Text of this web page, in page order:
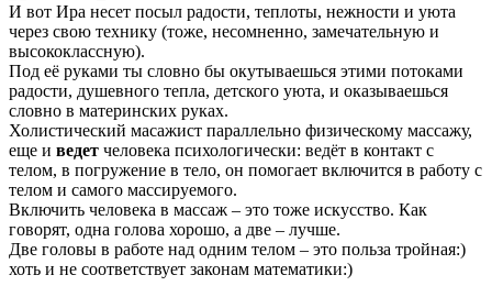
И вот Ира несет посыл радости, теплоты, нежности и уюта
через свою технику (тоже, несомненно, замечательную и
высококлассную).
Под её руками ты словно бы окутываешься этими потоками
радости, душевного тепла, детского уюта, и оказываешься
словно в материнских руках.
Холистический масажист параллельно физическому массажу,
еще и ведет человека психологически: ведёт в контакт с
телом, в погружение в тело, он помогает включится в работу с
телом и самого массируемого.
Включить человека в массаж – это тоже искусство. Как
говорят, одна голова хорошо, а две – лучше.
Две головы в работе над одним телом – это польза тройная:)
хоть и не соответствует законам математики:)